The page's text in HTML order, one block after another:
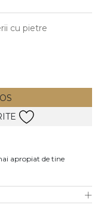
Vezi toate
cu pietre
apropiat de tine